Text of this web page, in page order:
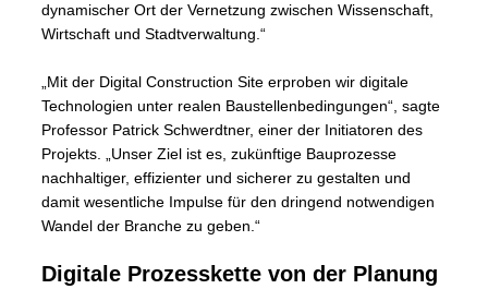
dynamischer Ort der Vernetzung zwischen Wissenschaft,
Wirtschaft und Stadtverwaltung.“
„Mit der Digital Construction Site erproben wir digitale
Technologien unter realen Baustellenbedingungen“, sagte
Professor Patrick Schwerdtner, einer der Initiatoren des
Projekts. „Unser Ziel ist es, zukünftige Bauprozesse
nachhaltiger, effizienter und sicherer zu gestalten und
damit wesentliche Impulse für den dringend notwendigen
Wandel der Branche zu geben.“
Digitale Prozesskette von der Planung